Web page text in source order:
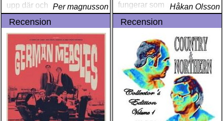
upp där och Iggy Pop inte
långt därifrån
Per magnusson
fungerar som en utmärkt
introduktion till denna
världsartist.
Håkan Olsson
Recension Recension